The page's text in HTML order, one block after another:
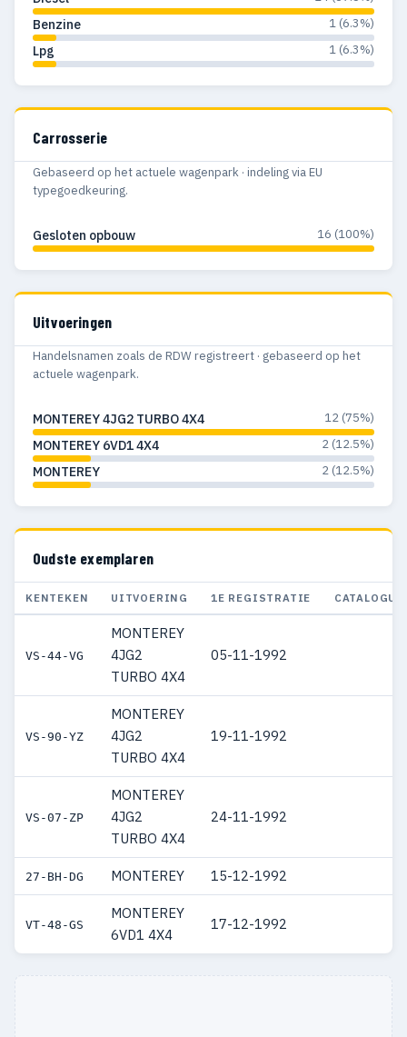
Benzine 1 (6.3%)
Lpg 1 (6.3%)
Carrosserie
Gebaseerd op het actuele wagenpark · indeling via EU
typegoedkeuring.
Gesloten opbouw 16 (100%)
Uitvoeringen
Handelsnamen zoals de RDW registreert · gebaseerd op het
actuele wagenpark.
MONTEREY 4JG2 TURBO 4X4 12 (75%)
MONTEREY 6VD1 4X4 2 (12.5%)
MONTEREY 2 (12.5%)
Oudste exemplaren
KENTEKEN UITVOERING 1E REGISTRATIE
VS-44-VG
MONTEREY
4JG2
TURBO 4X4
05-11-1992
VS-90-YZ
MONTEREY
4JG2
TURBO 4X4
19-11-1992
VS-07-ZP
MONTEREY
4JG2
TURBO 4X4
24-11-1992
27-BH-DG MONTEREY 15-12-1992
VT-48-GS
MONTEREY
6VD1 4X4
17-12-1992